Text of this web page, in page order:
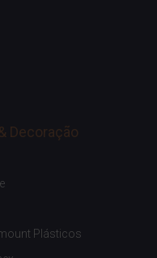
Decoração
Plásticos